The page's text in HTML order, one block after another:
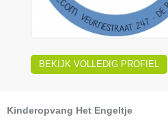
BEKIJK VOLLEDIG PROFIEL
Kinderopvang Het Engeltje